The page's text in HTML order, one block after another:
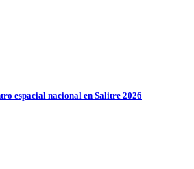
espacial nacional en Salitre 2026